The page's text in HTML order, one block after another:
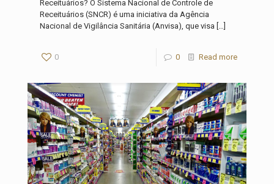
Receituários? O Sistema Nacional de Controle de
Receituários (SNCR) é uma iniciativa da Agência
Nacional de Vigilância Sanitária (Anvisa), que visa […]
0 0 Read more